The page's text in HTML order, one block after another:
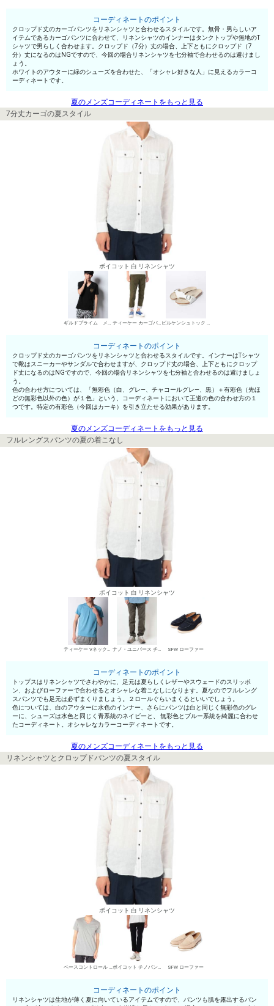
コーディネートのポイント
クロップド丈のカーゴパンツをリネンシャツと合わせるスタイルです。無骨・男らしいア
イテムであるカーゴパンツに合わせて、リネンシャツのインナーはタンクトップや無地のT
シャツで男らしく合わせます。クロップド（7分）丈の場合、上下ともにクロップド（7
分）丈になるのはNGですので、今回の場合リネンシャツを七分袖で合わせるのは避けまし
ょう。
ホワイトのアウターに緑のシューズを合わせた、「オシャレ好きな人」に見えるカラーコ
ーディネートです。
夏のメンズコーディネートをもっと見る
7分丈カーゴの夏スタイル
ボイコット 白 リネンシャツ
ギルドプライム メンズ VネックTシャツ ティーケー カーゴパンツ ビルケンシュトック サンダル
コーディネートのポイント
クロップド丈のカーゴパンツをリネンシャツと合わせるスタイルです。インナーはTシャツ
で靴はスニーカーやサンダルで合わせますが、クロップド丈の場合、上下ともにクロップ
ド丈になるのはNGですので、今回の場合リネンシャツを七分袖と合わせるのは避けましょ
う。
色の合わせ方については、「無彩色（白、グレ—、チャコールグレ—、黒）＋有彩色（先ほ
どの無彩色以外の色）が１色」という、コーディネートにおいて王道の色の合わせ方の１
つです。特定の有彩色（今回はカーキ）を引き立たせる効果があります。
夏のメンズコーディネートをもっと見る
フルレングスパンツの夏の着こなし
ボイコット 白 リネンシャツ
ティーケー VネックTシャツ ナノ・ユニバース チノパン・綿パン SFW ローファー
コーディネートのポイント
トップスはリネンシャツでさわやかに、足元は夏らしくレザーやスウェードのスリッポ
ン、およびローファーで合わせるとオシャレな着こなしになります。夏なのでフルレング
スパンツでも足元は必ずまくりましょう。２ロールぐらいまくるといいでしょう。
色については、白のアウターに水色のインナー、さらにパンツは白と同じく無彩色のグレ
ーに、シューズは水色と同じく青系統のネイビーと、 無彩色とブルー系統を綺麗に合わせ
たコーディネート。オシャレなカラーコーディネートです。
夏のメンズコーディネートをもっと見る
リネンシャツとクロップドパンツの夏スタイル
ボイコット 白 リネンシャツ
ベースコントロール VネックTシャツ ボイコット チノパン・綿パン SFW ローファー
コーディネートのポイント
リネンシャツは生地が薄く夏に向いているアイテムですので、パンツも肌を露出するパン